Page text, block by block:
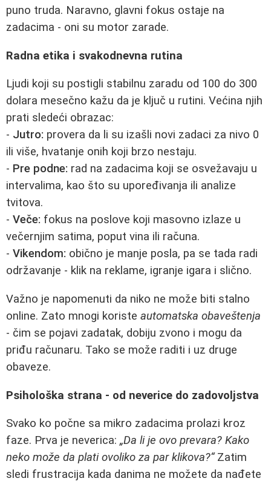
puno truda. Naravno, glavni fokus ostaje na
zadacima - oni su motor zarade.
Radna etika i svakodnevna rutina
Ljudi koji su postigli stabilnu zaradu od 100 do 300
dolara mesečno kažu da je ključ u rutini. Većina njih
prati sledeći obrazac:
- Jutro: provera da li su izašli novi zadaci za nivo 0
ili više, hvatanje onih koji brzo nestaju.
- Pre podne: rad na zadacima koji se osvežavaju u
intervalima, kao što su upoređivanja ili analize
tvitova.
- Veče: fokus na poslove koji masovno izlaze u
večernjim satima, poput vina ili računa.
- Vikendom: obično je manje posla, pa se tada radi
održavanje - klik na reklame, igranje igara i slično.
Važno je napomenuti da niko ne može biti stalno
online. Zato mnogi koriste automatska obaveštenja
- čim se pojavi zadatak, dobiju zvono i mogu da
priđu računaru. Tako se može raditi i uz druge
obaveze.
Psihološka strana - od neverice do zadovoljstva
Svako ko počne sa mikro zadacima prolazi kroz
faze. Prva je neverica: „Da li je ovo prevara? Kako
neko može da plati ovoliko za par klikova?“Zatim
sledi frustracija kada danima ne možete da nađete